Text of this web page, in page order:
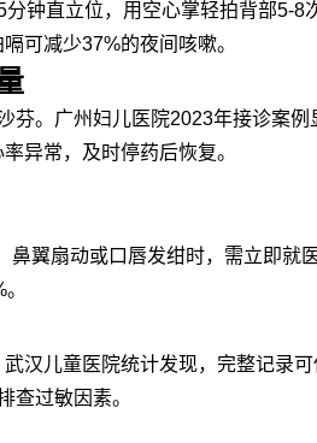
分钟直立位，用空心掌轻拍背部5-8
可减少37%的夜间咳嗽。
芬。广州妇儿医院2023年接诊案
异常，及时停药后恢复。
鼻翼扇动或口唇发绀时，需立即就
汉儿童医院统计发现，完整记录
查过敏因素。